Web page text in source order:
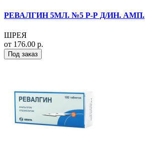
РЕВАЛГИН 5МЛ. №5 Р-Р Д/ИН. АМП.
ШРЕЯ
от 176.00 р.
Под заказ